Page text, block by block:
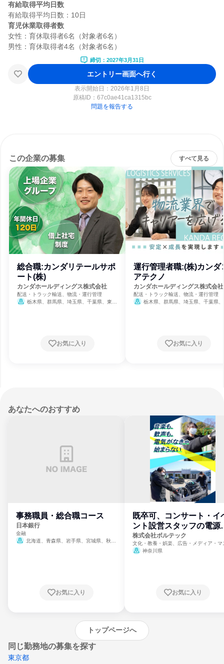
有給取得平均日数
育児休業取得者数
女性：育休取得者6名（対象者6名）
締切：2027年3月31日
エントリー画面へ行く
表示開始日：2026年1月8日
原稿ID： 67c0ae41ca1315bc
問題を報告する
この企業の募集 すべて見る
総合職:カンダリテールサポ
ート(株)
カンダホールディングス株式会社
配送・トラック輸送、物流・運行管理
栃木県、群馬県、埼玉県、千葉県、東京
お気に入り
運行管理者職:(株)カンダ
アテクノ
カンダホールディングス株式会社
配送・トラック輸送、物流・運行管理
栃木県、群馬県、埼玉県、千葉県
お気に入り
あなたへのおすすめ
事務職員・総合職コース
日本銀行
金融
北海道、青森県、岩手県、宮城県、秋田
崎県、熊本県、大分県、宮崎県、鹿児島県、
お気に入り
既卒可、コンサート・イ
ント設営スタッフの電源
門
株式会社ボルテック
文化・教養・娯楽、広告・メディア・マ
ミ、電力・ガス・水道・エネルギー
神奈川県
お気に入り
トップページへ
同じ勤務地の募集を探す
東京都